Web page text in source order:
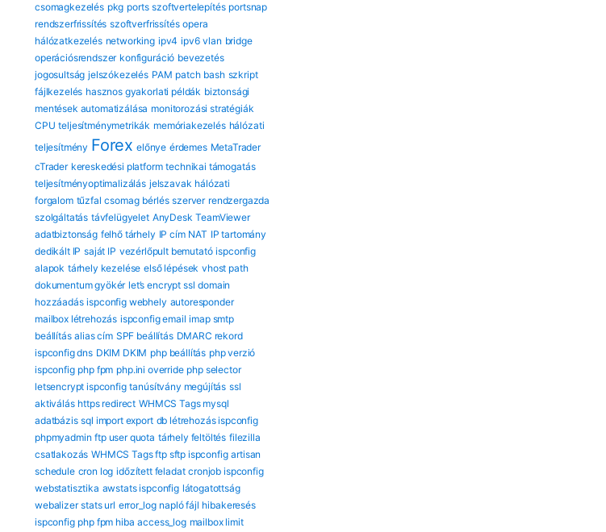
csomagkezelés pkg ports szoftvertelepítés portsnap
rendszerfrissítés szoftverfrissítés opera
hálózatkezelés networking ipv4 ipv6 vlan bridge
operációsrendszer konfiguráció bevezetés
jogosultság jelszókezelés PAM patch bash szkript
fájlkezelés hasznos gyakorlati példák biztonsági
mentések automatizálása monitorozási stratégiák
CPU teljesítménymetrikák memóriakezelés hálózati
teljesítmény Forex előnye érdemes MetaTrader
cTrader kereskedési platform technikai támogatás
teljesítményoptimalizálás jelszavak hálózati
forgalom tűzfal csomag bérlés szerver rendzergazda
szolgáltatás távfelügyelet AnyDesk TeamViewer
adatbiztonság felhő tárhely IP cím NAT IP tartomány
dedikált IP saját IP vezérlőpult bemutató ispconfig
alapok tárhely kezelése első lépések vhost path
dokumentum gyökér let’s encrypt ssl domain
hozzáadás ispconfig webhely autoresponder
mailbox létrehozás ispconfig email imap smtp
beállítás alias cím SPF beállítás DMARC rekord
ispconfig dns DKIM DKIM php beállítás php verzió
ispconfig php fpm php.ini override php selector
letsencrypt ispconfig tanúsítvány megújítás ssl
aktiválás https redirect WHMCS Tags mysql
adatbázis sql import export db létrehozás ispconfig
phpmyadmin ftp user quota tárhely feltöltés filezilla
csatlakozás WHMCS Tags ftp sftp ispconfig artisan
schedule cron log időzített feladat cronjob ispconfig
webstatisztika awstats ispconfig látogatottság
webalizer stats url error_log napló fájl hibakeresés
ispconfig php fpm hiba access_log mailbox limit